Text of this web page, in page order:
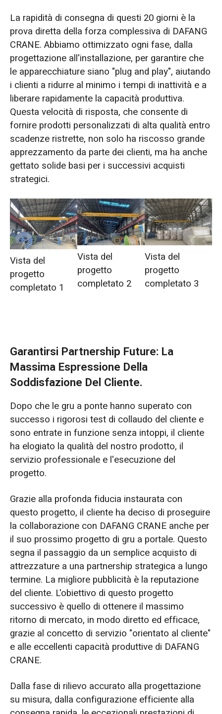
La rapidità di consegna di questi 20 giorni è la
prova diretta della forza complessiva di DAFANG
CRANE. Abbiamo ottimizzato ogni fase, dalla
progettazione all'installazione, per garantire che
le apparecchiature siano "plug and play", aiutando
i clienti a ridurre al minimo i tempi di inattività e a
liberare rapidamente la capacità produttiva.
Questa velocità di risposta, che consente di
fornire prodotti personalizzati di alta qualità entro
scadenze ristrette, non solo ha riscosso grande
apprezzamento da parte dei clienti, ma ha anche
gettato solide basi per i successivi acquisti
strategici.
Vista del
progetto
completato 1
Vista del
progetto
completato 2
Vista del
progetto
completato 3
Garantirsi Partnership Future: La
Massima Espressione Della
Soddisfazione Del Cliente.
Dopo che le gru a ponte hanno superato con
successo i rigorosi test di collaudo del cliente e
sono entrate in funzione senza intoppi, il cliente
ha elogiato la qualità del nostro prodotto, il
servizio professionale e l'esecuzione del
progetto.
Grazie alla profonda fiducia instaurata con
questo progetto, il cliente ha deciso di proseguire
la collaborazione con DAFANG CRANE anche per
il suo prossimo progetto di gru a portale. Questo
segna il passaggio da un semplice acquisto di
attrezzature a una partnership strategica a lungo
termine. La migliore pubblicità è la reputazione
del cliente. L'obiettivo di questo progetto
successivo è quello di ottenere il massimo
ritorno di mercato, in modo diretto ed efficace,
grazie al concetto di servizio "orientato al cliente"
e alle eccellenti capacità produttive di DAFANG
CRANE.
Dalla fase di rilievo accurato alla progettazione
su misura, dalla configurazione efficiente alla